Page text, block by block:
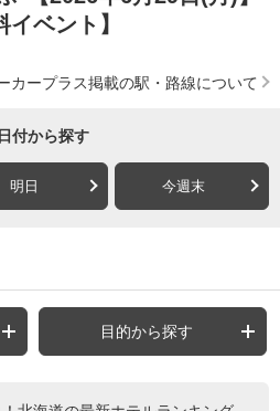
イベント】
カープラス掲載の駅・路線について
日付から探す
明日 今週末
目的から探す